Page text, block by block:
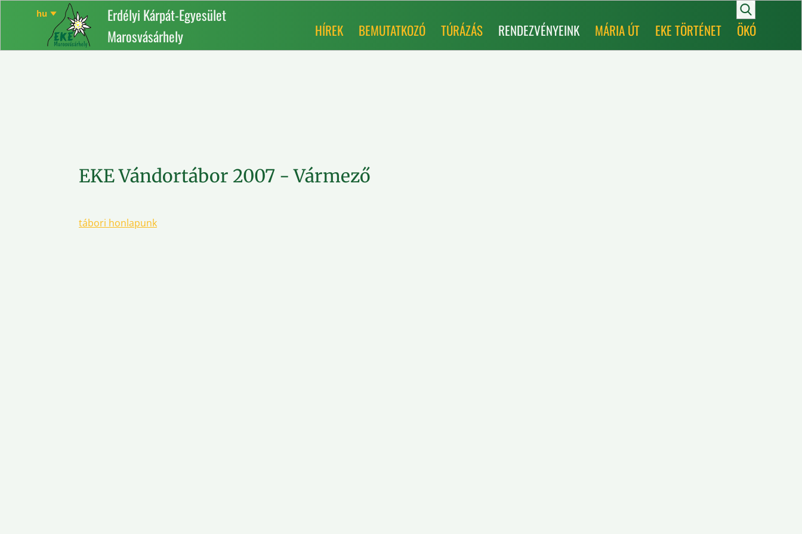
Erdélyi Kárpát-Egyesület
Marosvásárhely
HÍREK BEMUTATKOZÓ TÚRÁZÁS RENDEZVÉNYEINK MÁRIA ÚT EKE TÖRTÉNET ÖKÓ
EKE Vándortábor 2007 - Vármező
tábori honlapunk